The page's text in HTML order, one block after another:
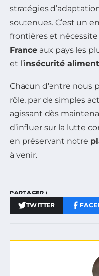
stratégies
soutenues. C’est un
frontières et
France aux pays les
et l’insécurité
Chacun d’entre nous
rôle, par de simples
agissant dès
d’influer sur la lutte
en préservant notre
à venir.
PARTAGER :
TWITTER